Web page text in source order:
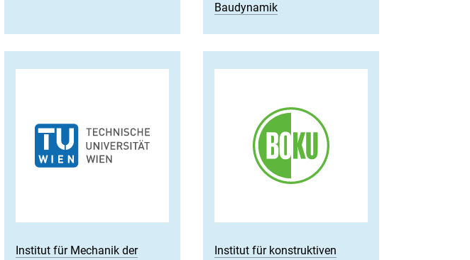
Baudynamik
Institut für Mechanik der
Institut für konstruktiven